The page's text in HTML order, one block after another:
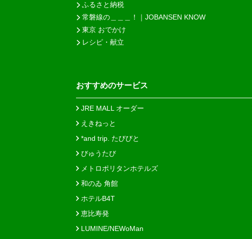
ふるさと納税
常磐線の＿＿＿！｜JOBANSEN KNOW
東京 おでかけ
レシピ・献立
おすすめのサービス
JRE MALL オーダー
えきねっと
*and trip. たびびと
びゅうたび
メトロポリタンホテルズ
和のゐ 角館
ホテルB4T
恵比寿発
LUMINE/NEWoMan